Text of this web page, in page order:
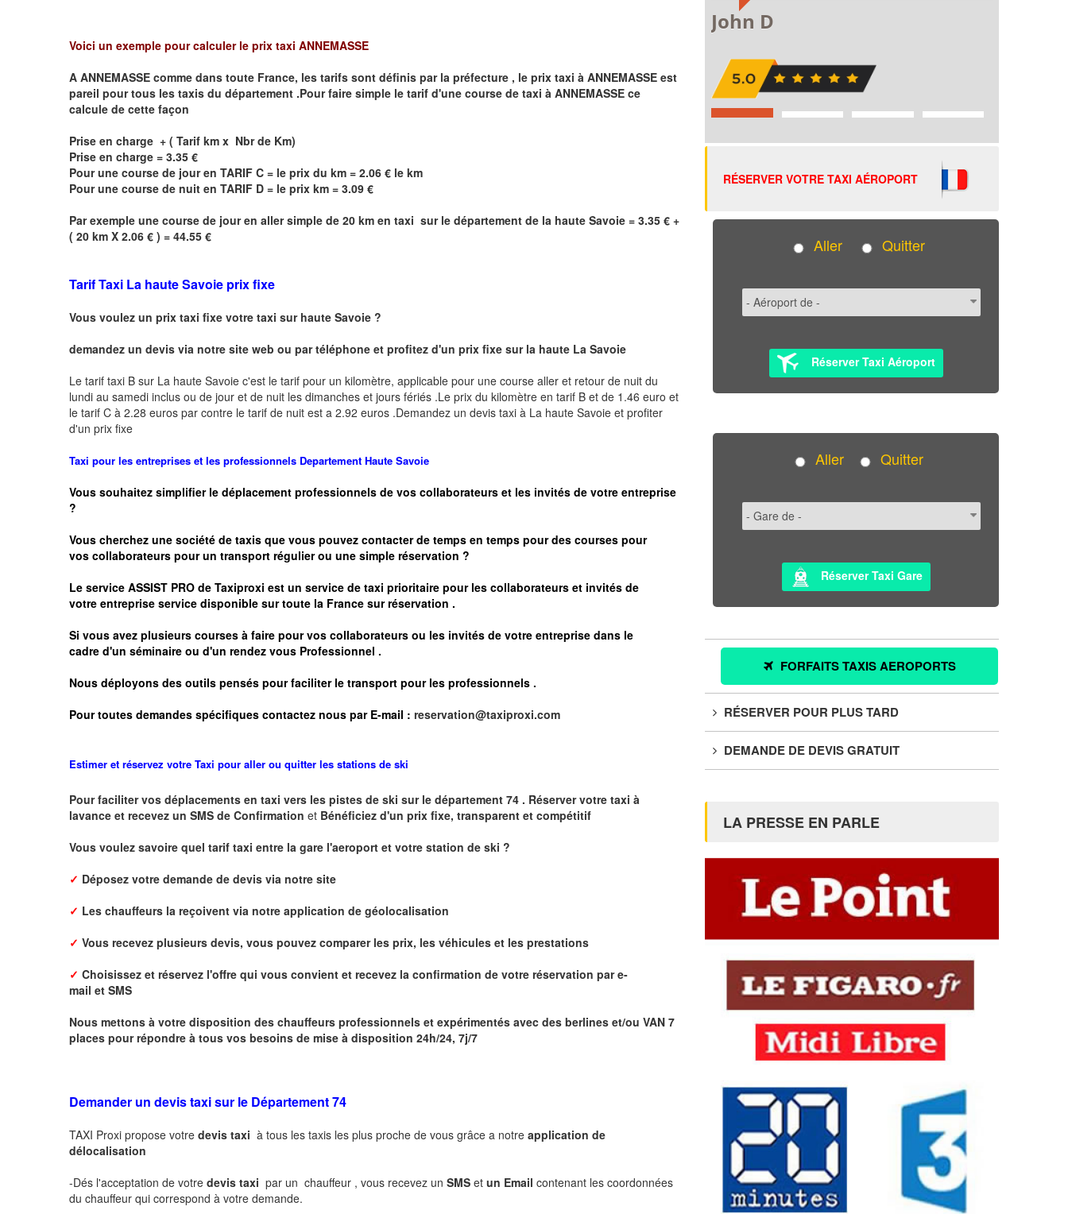
Voici un exemple pour calculer le prix taxi ANNEMASSE
A ANNEMASSE comme dans toute France, les tarifs sont définis par la préfecture , le prix taxi à ANNEMASSE est
pareil pour tous les taxis du département .Pour faire simple le tarif d'une course de taxi à ANNEMASSE ce
calcule de cette façon
Prise en charge + ( Tarif km x Nbr de Km)
Prise en charge = 3.35 €
Pour une course de jour en TARIF C = le prix du km = 2.06 € le km
Pour une course de nuit en TARIF D = le prix km = 3.09 €
Par exemple une course de jour en aller simple de 20 km en taxi sur le département de la haute Savoie = 3.35 € +
( 20 km X 2.06 € ) = 44.55 €
Tarif Taxi La haute Savoie prix fixe
Vous voulez un prix taxi fixe votre taxi sur haute Savoie ?
demandez un devis via notre site web ou par téléphone et profitez d'un prix fixe sur la haute La Savoie
Le tarif taxi B sur La haute Savoie c'est le tarif pour un kilomètre, applicable pour une course aller et retour de nuit du
lundi au samedi inclus ou de jour et de nuit les dimanches et jours fériés .Le prix du kilomètre en tarif B et de 1.46 euro et
le tarif C à 2.28 euros par contre le tarif de nuit est a 2.92 euros .Demandez un devis taxi à La haute Savoie et profiter
d'un prix fixe
Taxi pour les entreprises et les professionnels Departement Haute Savoie
Vous souhaitez simplifier le déplacement professionnels de vos collaborateurs et les invités de votre entreprise
?
Vous cherchez une société de taxis que vous pouvez contacter de temps en temps pour des courses pour
vos collaborateurs pour un transport régulierou une simple réservation ?
Le service ASSIST PRO de Taxiproxi est un service de taxi prioritaire pour les collaborateurs et invités de
votre entreprise service disponible sur toute la France sur réservation .
Si vous avez plusieurs courses à faire pour vos collaborateurs ou les invités de votre entreprise dans le
cadre d'un séminaire ou d'un rendez vous Professionnel .
Nous déployons des outils pensés pour faciliter le transport pour les professionnels .
Pour toutes demandes spécifiques contactez nous par E-mail : reservation@taxiproxi.com
Estimer et réservez votre Taxi pour aller ou quitter les stations de ski
Pour faciliter vos déplacements en taxi vers les pistes de ski sur le département 74 . Réserver votre taxi à
lavance et recevez un SMS de Confirmation et Bénéficiez d'un prix fixe, transparent et compétitif
Vous voulez savoire quel tarif taxi entre la gare l'aeroport et votre station de ski ?
✓ Déposez votre demande de devis via notre site
✓ Les chauffeurs la reçoivent via notre application de géolocalisation
✓ Vous recevez plusieurs devis, vous pouvez comparer les prix, les véhicules et les prestations
✓ Choisissez et réservez l'offre qui vous convient et recevez la confirmation de votre réservation pare-
mail et SMS
Nous mettons à votre disposition des chauffeurs professionnels et expérimentés avec des berlines et/ou VAN 7
places pour répondre à tous vos besoins de mise à disposition 24h/24, 7j/7
Demander un devis taxi sur le Département 74
TAXI Proxi propose votre devis taxi à tous les taxis les plus proche de vous grâce a notre application de
délocalisation
-Dés l'acceptation de votre devis taxi par un chauffeur , vous recevez un SMS et un Email contenant les coordonnées
du chauffeur qui correspond à votre demande.
RÉSERVER VOTRE TAXI AÉROPORT
Aller Quitter
Réserver Taxi Aéroport
Aller Quitter
Réserver Taxi Gare
FORFAITS TAXIS AEROPORTS
RÉSERVER POUR PLUS TARD
DEMANDE DE DEVIS GRATUIT
LA PRESSE EN PARLE